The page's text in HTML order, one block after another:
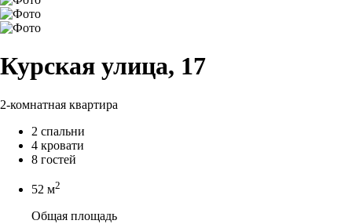
Курская улица, 17
2-комнатная квартира
2 спальни
4 кровати
8 гостей
52 м2
Общая площадь